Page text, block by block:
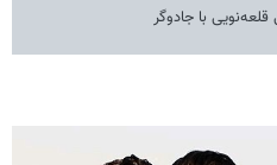
با جادوگر